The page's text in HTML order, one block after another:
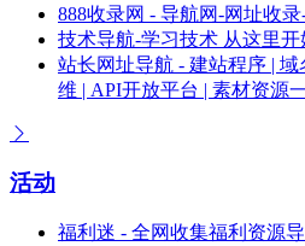
888收录网 - 导航网-网址收
技术导航-学习技术 从这里开
站长网址导航 - 建站程序 |
维 | API开放平台 | 素材资源
活动
福利迷 - 全网收集福利资源